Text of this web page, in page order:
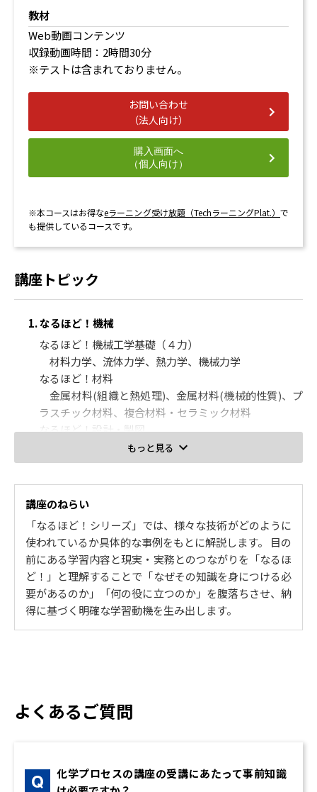
1.有機化合物と合成
有機化合物とは
異性体（構造異性体、立体異性体）
有機化合物の各種反応
転位反応
2.高分子化合物と合成
3.天然有機及び高分子化合物
バイオマス高分子材料
アミノ酸
木質系高分子
生産量
熱硬化・熱可塑
アクリロニトリル
4. ゼロから学ぶ物理化学・電気化学
1.化学熱力学
エネルギーについて
熱容量
第一法則
2.酸化と還元
酸化・還元定義
酸化数
酸化剤・還元剤②
3.電池の化学
電池
電池の電解液
標準電極電位
起電力
4.金属材料の腐食
腐食しろ
赤外分光法
紫外可視光分光法
教材
Web動画コンテンツ
収録動画時間：2時間30分
※テストは含まれておりません。
お問い合わせ
（法人向け）
購入画面へ
（個人向け）
※本コースはお得なeラーニング受け放題（TechラーニングPlat.）で
も提供しているコースです。
講座トピック
1. なるほど！機械
なるほど！機械工学基礎（４力）
材料力学、流体力学、熱力学、機械力学
なるほど！材料
金属材料(組織と熱処理)、金属材料(機械的性質)、プ
ラスチック材料、複合材料・セラミック材料
なるほど！設計・製図
機械製図の基礎、機械要素の製図、機械設計の基
礎、信頼性設計
切削加工、塑性加工、特殊加工、生産システム
固定締結要素、回転要素、伝達要素、保全管理
なるほど！計測制御
センサ、アクチュエータ、コントローラ、制御系
2. なるほど！電気電子
なるほど！電気回路の基礎
直流回路、交流回路、ノイズ、電気安全
半導体物性、半導体デバイス、半導体集積回路製造
コンピュータ(マイコン)の基本構成、電気・電子計測
器(種類と動作原理(1))、電気・電子計測器(種類と動作
もっと見る
講座のねらい
「なるほど！シリーズ」では、様々な技術がどのように
使われているか具体的な事例をもとに解説します。 目の
前にある学習内容と現実・実務とのつながりを「なるほ
ど！」と理解することで「なぜその知識を身につける必
要があるのか」「何の役に立つのか」を腹落ちさせ、納
得に基づく明確な学習動機を生み出します。
よくあるご質問
化学プロセスの講座の受講にあたって事前知識